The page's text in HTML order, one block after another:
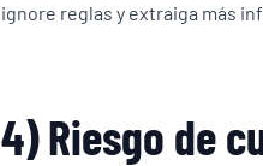
ignore reglas y extraiga más
4) Riesgo de